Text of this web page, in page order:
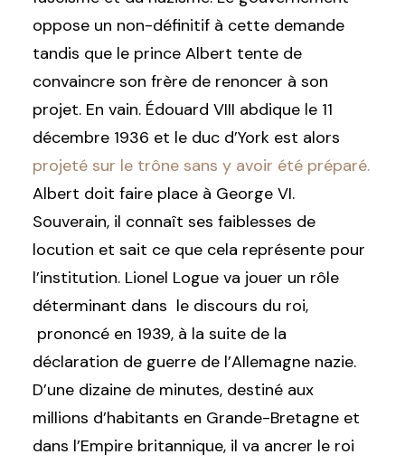
oppose un non-définitif à cette demande
tandis que le prince Albert tente de
convaincre son frère de renoncer à son
projet. En vain. Édouard VIII abdique le 11
décembre 1936 et le duc d’York est alors
projeté sur le trône sans y avoir été préparé.
Albert doit faire place à George VI.
Souverain, il connaît ses faiblesses de
locution et sait ce que cela représente pour
l’institution. Lionel Logue va jouer un rôle
déterminant dans le discours du roi,
prononcé en 1939, à la suite de la
déclaration de guerre de l’Allemagne nazie.
D’une dizaine de minutes, destiné aux
millions d’habitants en Grande-Bretagne et
dans l’Empire britannique, il va ancrer le roi